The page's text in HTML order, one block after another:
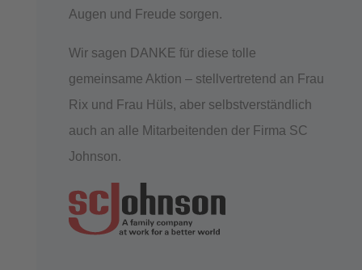
Augen und Freude sorgen.
Wir sagen DANKE für diese tolle
gemeinsame Aktion – stellvertretend an Frau
Rix und Frau Hüls, aber selbstverständlich
auch an alle Mitarbeitenden der Firma SC
Johnson.